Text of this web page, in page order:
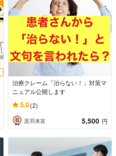
治療クレーム「治らない！」対策マ
ニュアル公開します
5.0(2)
黒羽来富 5,500 円